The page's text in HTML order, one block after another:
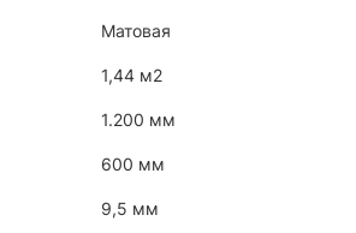
Матовая
1,44 м2
1.200 мм
600 мм
9,5 мм